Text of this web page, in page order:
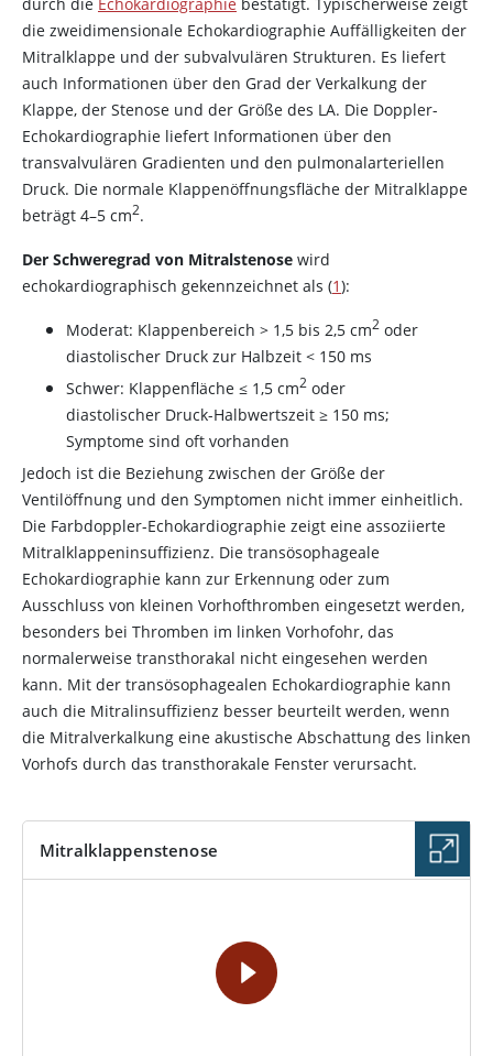
die zweidimensionale Echokardiographie Auffälligkeiten der
Mitralklappe und der subvalvulären Strukturen. Es liefert
auch Informationen über den Grad der Verkalkung der
Klappe, der Stenose und der Größe des LA. Die Doppler-
Echokardiographie liefert Informationen über den
transvalvulären Gradienten und den pulmonalarteriellen
Druck. Die normale Klappenöffnungsfläche der Mitralklappe
beträgt 4–5 cm2.
Der Schweregrad von Mitralstenose wird
echokardiographisch gekennzeichnet als (1):
Moderat: Klappenbereich > 1,5 bis 2,5 cm2 oder
diastolischer Druck zur Halbzeit < 150 ms
Schwer: Klappenfläche ≤ 1,5 cm2 oder
diastolischer Druck-Halbwertszeit ≥ 150 ms;
Symptome sind oft vorhanden
Jedoch ist die Beziehung zwischen der Größe der
Ventilöffnung und den Symptomen nicht immer einheitlich.
Die Farbdoppler-Echokardiographie zeigt eine assoziierte
Mitralklappeninsuffizienz. Die transösophageale
Echokardiographie kann zur Erkennung oder zum
Ausschluss von kleinen Vorhofthromben eingesetzt werden,
besonders bei Thromben im linken Vorhofohr, das
normalerweise transthorakal nicht eingesehen werden
kann. Mit der transösophagealen Echokardiographie kann
auch die Mitralinsuffizienz besser beurteilt werden, wenn
die Mitralverkalkung eine akustische Abschattung des linken
Vorhofs durch das transthorakale Fenster verursacht.
Mitralklappenstenose